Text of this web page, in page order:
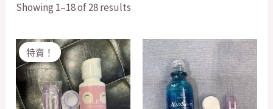
Showing 1–18 of 28 results
特賣！
Original
price
was:
$50.00.
Current
price
is:
$40.00.